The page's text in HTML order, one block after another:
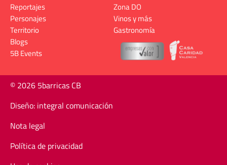
Reportajes
Personajes
Territorio
Zona DO
Vinos y más
Gastronomía
Blogs
5B Events
© 2026 5barricas CB
Diseño: integral comunicación
Nota legal
Política de privacidad